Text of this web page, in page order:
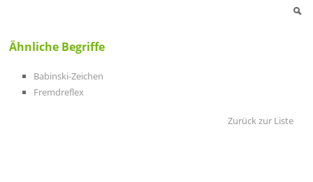
Ähnliche Begriffe
Babinski-Zeichen
Fremdreflex
Zurück zur Liste